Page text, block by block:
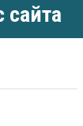
сайта